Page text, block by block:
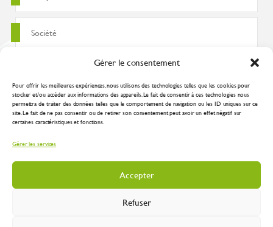
Gérer le consentement
Pour offrir les meilleures expériences, nous utilisons des technologies telles que les cookies pour
stocker et/ou accéder aux informations des appareils. Le fait de consentir à ces technologies nous
permettra de traiter des données telles que le comportement de navigation ou les ID uniques sur ce
site. Le fait de ne pas consentir ou de retirer son consentement peut avoir un effet négatif sur
certaines caractéristiques et fonctions.
Gérer les services
Accepter
Refuser
J'accepte que ces données soient utilisées pour traiter ma demande